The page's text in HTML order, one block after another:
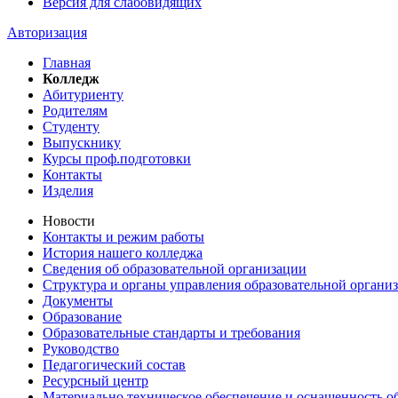
Авторизация
Главная
Колледж
Абитуриенту
Родителям
Студенту
Выпускнику
Курсы проф.подготовки
Контакты
Изделия
Новости
Контакты и режим работы
История нашего колледжа
Сведения об образовательной организации
Структура и органы управления образовательной
Документы
Образование
Образовательные стандарты и требования
Руководство
Педагогический состав
Ресурсный центр